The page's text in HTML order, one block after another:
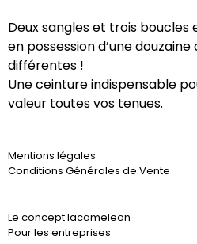
Deux sangles et trois boucles
en possession d’une
différentes !
Une ceinture indispensable
valeur toutes vos tenues.
Mentions légales
Conditions Générales de Vente
Le concept lacameleon
Pour les entreprises